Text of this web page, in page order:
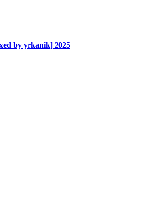
by yrkanik] 2025